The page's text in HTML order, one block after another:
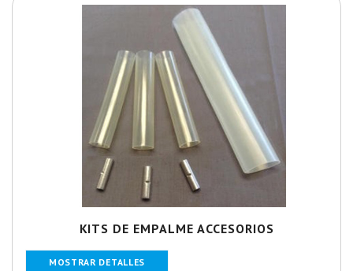
KITS DE EMPALME ACCESORIOS
MOSTRAR DETALLES